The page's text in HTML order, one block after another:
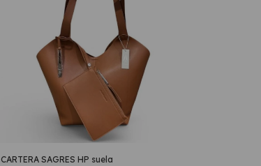
CARTERA SAGRES HP suela